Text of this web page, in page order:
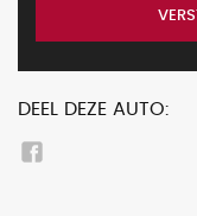
DEEL DEZE AUTO: